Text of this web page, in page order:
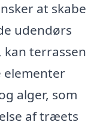
at skabe
udendørs
kan terrassen
alger, som
af træets